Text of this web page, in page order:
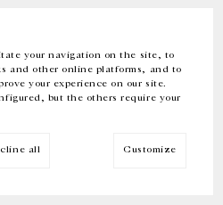
your navigation on the site, to
and other online platforms, and to
your experience on our site.
but the others require your
all Customize